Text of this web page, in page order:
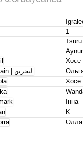
1
Tsuru
Хосе
Хосе
Інна
K
Олла